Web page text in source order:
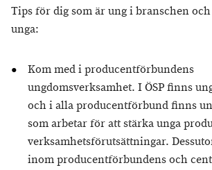
Tips för dig som är ung i branschen
unga:
Kom med i producentförbundens
ungdomsverksamhet. I ÖSP finns
och i alla producentförbund finns
som arbetar för att stärka unga
verksamhetsförutsättningar.
inom producentförbundens och